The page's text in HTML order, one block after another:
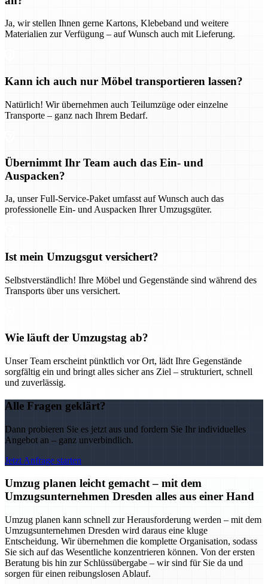
Ja, wir stellen Ihnen gerne Kartons, Klebeband und weitere
Materialien zur Verfügung – auf Wunsch auch mit Lieferung.
Kann ich auch nur Möbel transportieren lassen?
Natürlich! Wir übernehmen auch Teilumzüge oder einzelne
Transporte – ganz nach Ihrem Bedarf.
Übernimmt Ihr Team auch das Ein- und
Auspacken?
Ja, unser Full-Service-Paket umfasst auf Wunsch auch das
professionelle Ein- und Auspacken Ihrer Umzugsgüter.
Ist mein Umzugsgut versichert?
Selbstverständlich! Ihre Möbel und Gegenstände sind während des
Transports über uns versichert.
Wie läuft der Umzugstag ab?
Unser Team erscheint pünktlich vor Ort, lädt Ihre Gegenstände
sorgfältig ein und bringt alles sicher ans Ziel – strukturiert, schnell
und zuverlässig.
Alle Fragen geklärt?
Dann probieren Sie es jetzt aus und fordern Sie Ihr individuelles
Angebot an – ganz unverbindlich.
Jetzt Anfrage starten
Umzug planen leicht gemacht – mit dem
Umzugsunternehmen Dresden alles aus einer Hand
Umzug planen kann schnell zur Herausforderung werden – mit dem
Umzugsunternehmen Dresden wird daraus eine kluge
Entscheidung. Wir übernehmen die komplette Organisation, sodass
Sie sich auf das Wesentliche konzentrieren können. Von der ersten
Beratung bis hin zur Schlüssübergabe – wir sind für Sie da und
sorgen für einen reibungslosen Ablauf.